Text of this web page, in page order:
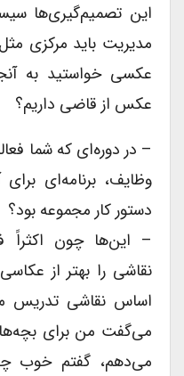
این تصمیم‌گیری‌ها
مدیریت باید مرکزی
عکسی خواستید به آنجا
عکس از قاضی داریم؟
– در دوره‌ای که شما
وظایف، برنامه‌ای برای
دستور کار مجموعه بود؟
– این‌ها چون اکثراً
نقاشی را بهتر از
اساس نقاشی تدریس
می‌گفت من برای
می‌دهم، گفتم خوب